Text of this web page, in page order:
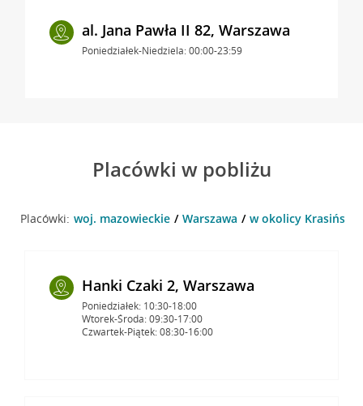
al. Jana Pawła II 82, Warszawa
Poniedziałek-Niedziela: 00:00-23:59
Placówki w pobliżu
Placówki: woj. mazowieckie Warszawa w okolicy
Hanki Czaki 2, Warszawa
Poniedziałek: 10:30-18:00
Wtorek-Środa: 09:30-17:00
Czwartek-Piątek: 08:30-16:00